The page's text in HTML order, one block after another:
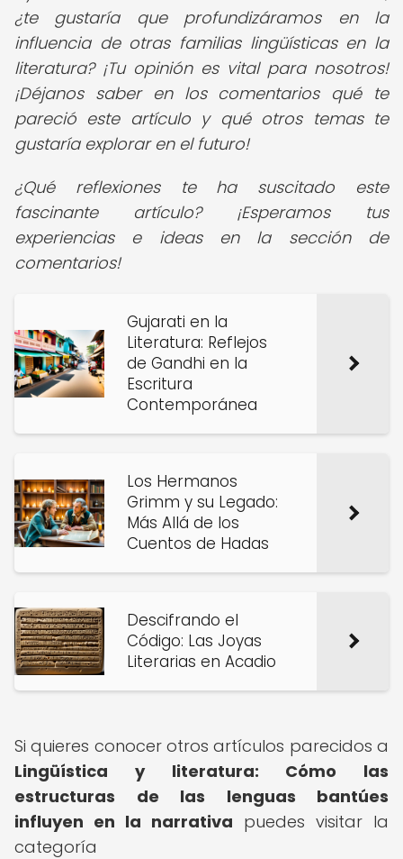
¿te gustaría que profundizáramos en la
influencia de otras familias lingüísticas en la
literatura? ¡Tu opinión es vital para nosotros!
¡Déjanos saber en los comentarios qué te
pareció este artículo y qué otros temas te
gustaría explorar en el futuro!
¿Qué reflexiones te ha suscitado este
fascinante artículo? ¡Esperamos tus
experiencias e ideas en la sección de
comentarios!
Gujarati en la
Literatura: Reflejos
de Gandhi en la
Escritura
Contemporánea
Los Hermanos
Grimm y su Legado:
Más Allá de los
Cuentos de Hadas
Descifrando el
Código: Las Joyas
Literarias en Acadio
Si quieres conocer otros artículos parecidos a
Lingüística y literatura: Cómo las
estructuras de las lenguas bantúes
influyen en la narrativa puedes visitar la
categoría